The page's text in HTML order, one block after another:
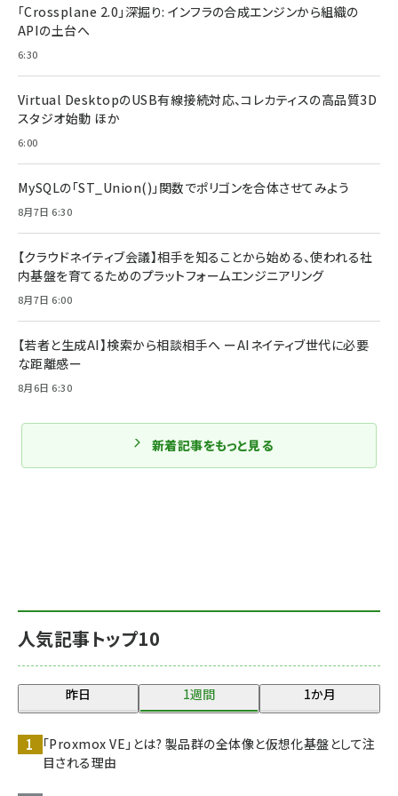
人気記事トップ10
昨日 1週間 1か月
「Proxmox VE」とは? 製品群の全体像と仮想化基盤として注
目される理由
「Crossplane 2.0」深掘り: インフラの合成エンジンから組織の
APIの土台へ
6:30
Virtual DesktopのUSB有線接続対応、コレカティスの高品質3D
スタジオ始動 ほか
6:00
MySQLの「ST_Union()」関数でポリゴンを合体させてみよう
8月7日 6:30
【クラウドネイティブ会議】相手を知ることから始める、使われる社
内基盤を育てるためのプラットフォームエンジニアリング
8月7日 6:00
【若者と生成AI】検索から相談相手へ ーAIネイティブ世代に必要
な距離感ー
8月6日 6:30
新着記事をもっと見る